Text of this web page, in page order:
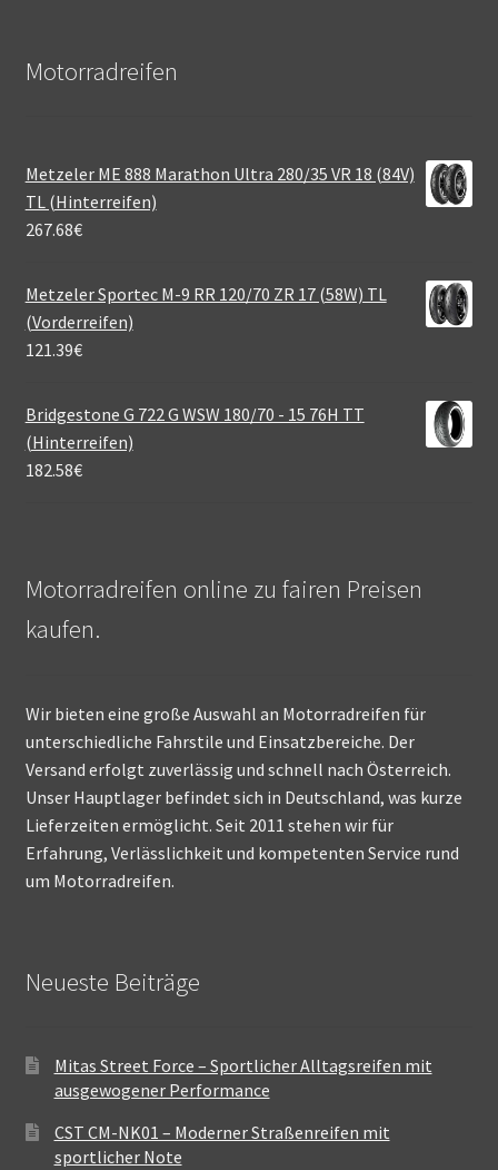
Motorradreifen
Metzeler ME 888 Marathon Ultra 280/35 VR 18 (84V)
TL (Hinterreifen)
267.68€
Metzeler Sportec M-9 RR 120/70 ZR 17 (58W) TL
(Vorderreifen)
121.39€
Bridgestone G 722 G WSW 180/70 - 15 76H TT
(Hinterreifen)
182.58€
Motorradreifen online zu fairen Preisen
kaufen.
Wir bieten eine große Auswahl an Motorradreifen für
unterschiedliche Fahrstile und Einsatzbereiche. Der
Versand erfolgt zuverlässig und schnell nach Österreich.
Unser Hauptlager befindet sich in Deutschland, was kurze
Lieferzeiten ermöglicht. Seit 2011 stehen wir für
Erfahrung, Verlässlichkeit und kompetenten Service rund
um Motorradreifen.
Neueste Beiträge
Mitas Street Force – Sportlicher Alltagsreifen mit
ausgewogener Performance
CST CM-NK01 – Moderner Straßenreifen mit
sportlicher Note